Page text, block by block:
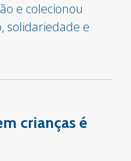
e colecionou
solidariedade e
crianças é